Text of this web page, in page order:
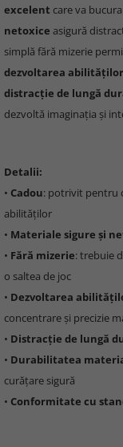
excelent care va
netoxice asigură
simplă fără mizerie
dezvoltarea abilităților
distracție de lungă
dezvoltă imaginația și
Detalii:
• Cadou: potrivit pentru
abilităților
• Materiale sigure și
• Fără mizerie: trebuie
o saltea de joc
• Dezvoltarea
concentrare și precizie
• Distracție de lungă
• Durabilitatea
curățare sigură
• Conformitate cu